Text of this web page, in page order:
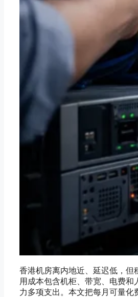
香港机房离内地近、延迟低，但
用成本包含机柜、带宽、电费和
力多项支出。本文把每月可量化